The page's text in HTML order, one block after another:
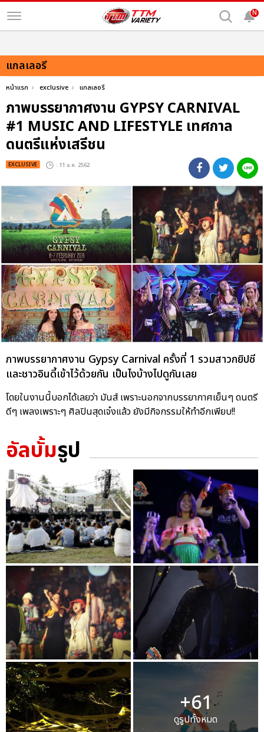
N
แกลเลอรี
หน้าแรก exclusive แกลเลอรี
ภาพบรรยากาศงาน GYPSY CARNIVAL
#1 MUSIC AND LIFESTYLE เทศกาล
ดนตรีแห่งเสรีชน
EXCLUSIVE : 11 ธ.ค. 2562
ภาพบรรยากาศงาน Gypsy Carnival ครั้งที่ 1 รวมสาวกยิปซี
และชาวอินดี้เข้าไว้ด้วยกัน เป็นไงบ้างไปดูกันเลย
โดยในงานนี้บอกได้เลยว่า มันส์ เพราะนอกจากบรรยากาศเย็นๆ ดนตรี
ดีๆ เพลงเพราะๆ ศิลปินสุดเจ๋งแล้ว ยังมีกิจกรรมให้ทำอีกเพียบ!!
อัลบั้มรูป
+61
ดูรูปทั้งหมด